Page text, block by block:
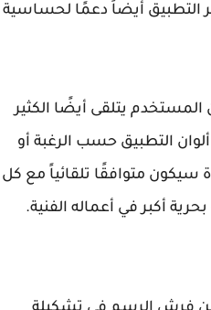
التطبيق أيضاً دعمًا لحساسية
المستخدم يتلقى أيضًا الكثير
التطبيق حسب الرغبة أو
سيكون متوافقًا تلقائياً مع كل
أكبر في أعماله الفنية.